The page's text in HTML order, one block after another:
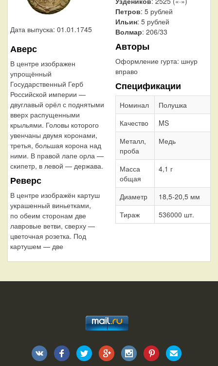
Дата выпуска: 01.01.1745
Аверс
В центре изображен
упрощённый
Государственный Герб
Российской империи —
двуглавый орёл с поднятыми
вверх распущенными
крыльями. Головы которого
увенчаны двумя коронами,
третья, большая корона над
ними. В правой лапе орла —
скипетр, в левой — держава.
Реверс
В центре изображён картуш
украшенный виньетками,
по обеим сторонам две
лавровые ветви, сверху —
цветочная розетка. Под
картушем — две
Петров: 5 рублей
Ильин: 5 рублей
Волмар: 206/33
Авторы
Оформление гурта: шнур
вправо
Спецификации
Номинал
Полушка
Качество
MS
Металл,
проба
Медь
Масса
общая
4,1 г
Диаметр
18,5-20,5 мм
Тираж
536000 шт.